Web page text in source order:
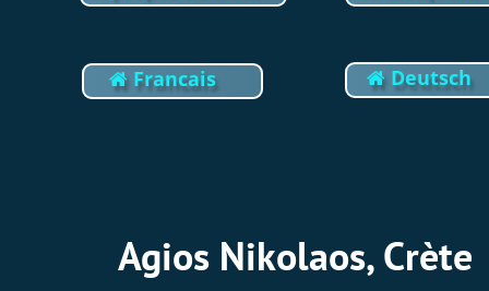
Agios Nikolaos, Crète
 Francais  Deutsch